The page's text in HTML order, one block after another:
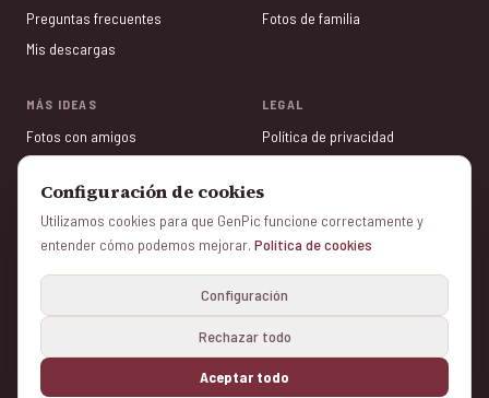
Configuración de cookies
Utilizamos cookies para que GenPic funcione correctamente y
entender cómo podemos mejorar. Política de cookies
Configuración
Rechazar todo
Aceptar todo
Preguntas frecuentes
Mis descargas
Fotos de familia
MÁS IDEAS
Fotos con amigos
Fotos para Tinder
Regalos con foto
LEGAL
Política de privacidad
Aviso Legal
Política de cookies
© 2026 genpic.com v1.6.3 - Color Vivo Internet, SL — Todos los derechos reservados
Hecho con ❤️ desde Madrid y Herencia (Ciudad Real) — España.
🔒 Pago seguro · ✓ Resultado gratis · 🎁 El regalo perfecto